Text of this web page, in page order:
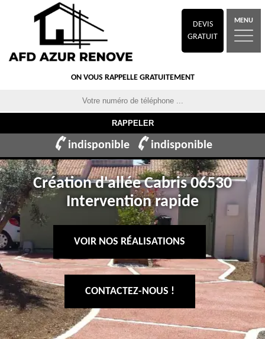
DEVIS
GRATUIT
MENU
ON VOUS RAPPELLE GRATUITEMENT
indisponible indisponible
Création d'allée Cabris 06530
Intervention rapide
VOIR NOS RÉALISATIONS
CONTACTEZ-NOUS !